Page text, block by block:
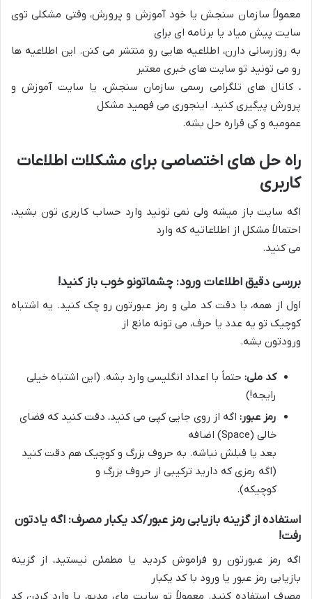
معمولاً سازمان سنجش یا خود آموزش و پرورش، وقتی مشکلی توی
سایت پیش میاد یا برنامه ای برای
به روزرسانی دارن، اطلاعیه هایی رو منتشر می کنن. این اطلاعیه ها
رو می تونید تو سایت های خبری معتبر
، کانال های تلگرامی رسمی سازمان سنجش، یا سایت آموزش و
پرورش پیگیری کنید. اینجوری می فهمید مشکل
عمومیه و کی قراره حل بشه.
راه حل های اختصاصی برای مشکلات اطلاعات
کاربری
اگه سایت باز میشه ولی نمی تونید وارد حساب کاربری تون بشید،
احتمالاً مشکل از اطلاعاتیه که وارد
می کنید.
بررسی دقیق اطلاعات ورود: چشماتونو خوب باز کنید!
اول از همه، با دقت کد ملی و رمز عبورتون رو چک کنید. یه اشتباه
کوچیک تو یه عدد یا حرف، می تونه مانع از
ورودتون بشه.
کد ملی: حتماً با اعداد انگلیسی وارد بشه. (این اشتباه خیلی
رایجه!)
رمز عبور: اگه از روی جایی کپی می کنید، دقت کنید که فضای
خالی (Space) اضافه
بعد یا قبلش نباشه. به حروف بزرگ و کوچیک هم دقت کنید
(اگه رمزی که دارید ترکیبی از حروف بزرگ و
کوچیکه).
استفاده از گزینه بازیابی رمز عبور/کد یکبار مصرف: اگه یادتون
رفت!
اگه رمز عبورتون رو فراموش کردید یا مطمئن نیستید، از گزینه
بازیابی رمز عبور یا ورود با کد یکبار
مصرف استفاده کنید. معمولاً تو سایت مای مدیو، با وارد کردن کد